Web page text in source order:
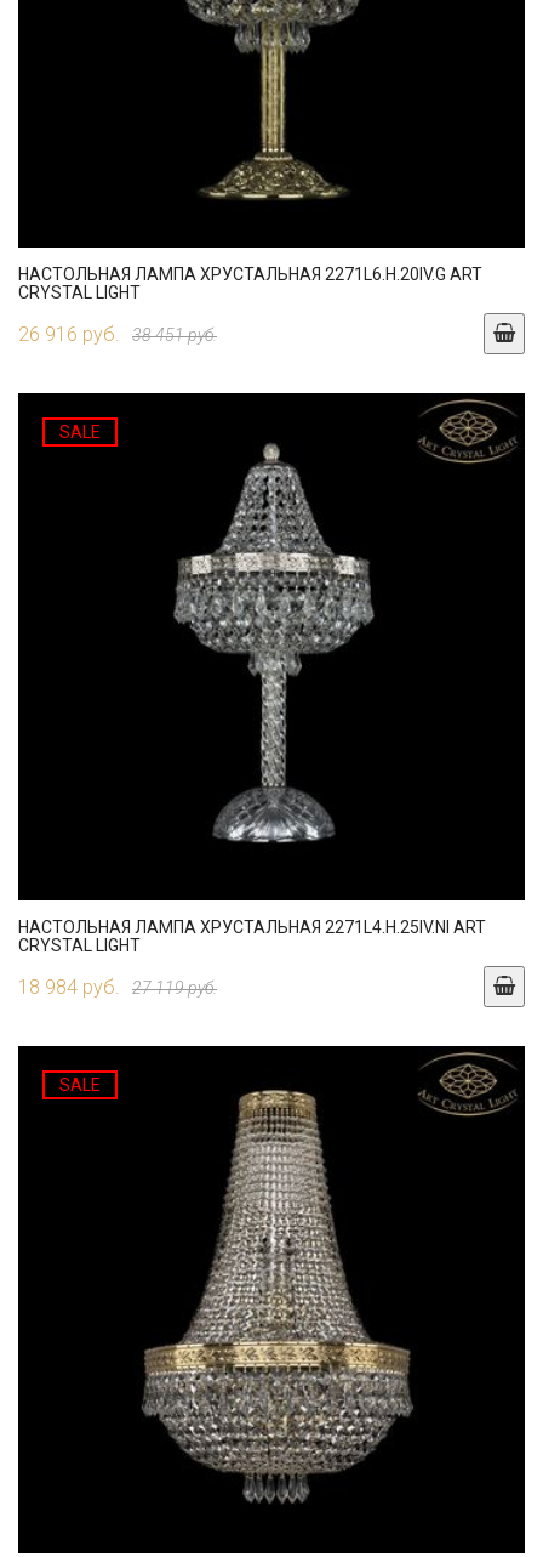
НАСТОЛЬНАЯ ЛАМПА ХРУСТАЛЬНАЯ 2271L6.H.20IV.G ART
CRYSTAL LIGHT
26 916 руб. 38 451 руб.
SALE
НАСТОЛЬНАЯ ЛАМПА ХРУСТАЛЬНАЯ 2271L4.H.25IV.NI ART
CRYSTAL LIGHT
18 984 руб. 27 119 руб.
SALE